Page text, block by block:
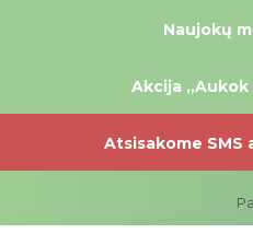
Naujokų
Akcija „Aukok
Atsisakome SMS